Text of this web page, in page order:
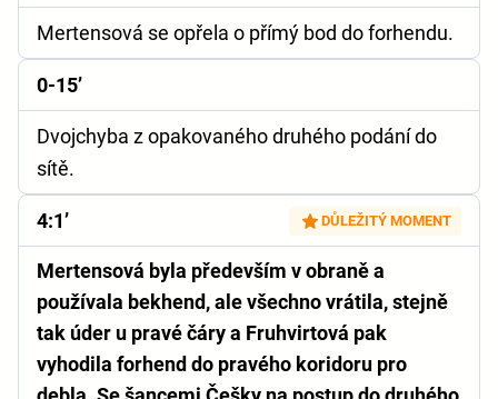
Mertensová se opřela o přímý bod do forhendu.
0-15’
Dvojchyba z opakovaného druhého podání do
sítě.
4:1’ DŮLEŽITÝ MOMENT
Mertensová byla především v obraně a
používala bekhend, ale všechno vrátila, stejně
tak úder u pravé čáry a Fruhvirtová pak
vyhodila forhend do pravého koridoru pro